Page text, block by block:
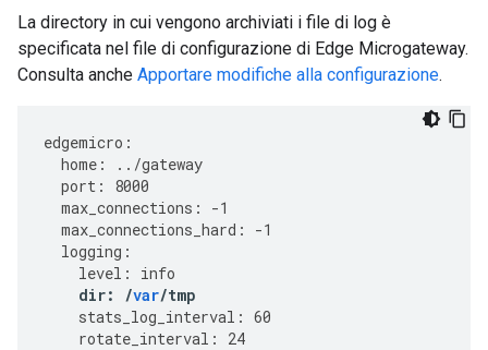
La directory in cui vengono archiviati i file di log è
specificata nel file di configurazione di Edge Microgateway.
Consulta anche Apportare modifiche alla configurazione.
edgemicro :
home : ../gateway
port :
8000
max_connections : -1
max_connections_hard : -1
logging :
level :
info
dir: /var/tmp
stats_log_interval : 60
rotate_interval : 24